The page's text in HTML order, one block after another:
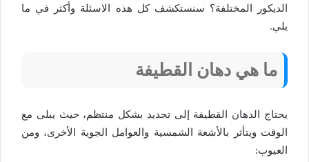
الديكور المختلفة؟ سنستكشف كل هذه الاسئلة وأكثر في ما
يلي.
ما هي دهان القطيفة
يحتاج الدهان القطيفة إلى تجديد بشكل منتظم، حيث يبلى مع
الوقت ويتأثر بالأشعة الشمسية والعوامل الجوية الأخرى، ومن
العيوب: